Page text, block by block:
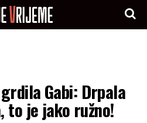
Gabi: Drpala
to je jako ružno!